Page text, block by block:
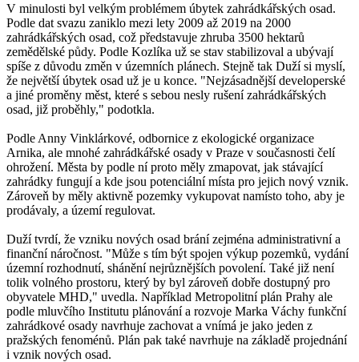
V minulosti byl velkým problémem úbytek zahrádkářských osad.
Podle dat svazu zaniklo mezi lety 2009 až 2019 na 2000
zahrádkářských osad, což představuje zhruba 3500 hektarů
zemědělské půdy. Podle Kozlíka už se stav stabilizoval a ubývají
spíše z důvodu změn v územních plánech. Stejně tak Duží si myslí,
že největší úbytek osad už je u konce. "Nejzásadnější developerské
a jiné proměny měst, které s sebou nesly rušení zahrádkářských
osad, již proběhly," podotkla.
Podle Anny Vinklárkové, odbornice z ekologické organizace
Arnika, ale mnohé zahrádkářské osady v Praze v současnosti čelí
ohrožení. Města by podle ní proto měly zmapovat, jak stávající
zahrádky fungují a kde jsou potenciální místa pro jejich nový vznik.
Zároveň by měly aktivně pozemky vykupovat namísto toho, aby je
prodávaly, a území regulovat.
Duží tvrdí, že vzniku nových osad brání zejména administrativní a
finanční náročnost. "Může s tím být spojen výkup pozemků, vydání
územní rozhodnutí, shánění nejrůznějších povolení. Také již není
tolik volného prostoru, který by byl zároveň dobře dostupný pro
obyvatele MHD," uvedla. Například Metropolitní plán Prahy ale
podle mluvčího Institutu plánování a rozvoje Marka Váchy funkční
zahrádkové osady navrhuje zachovat a vnímá je jako jeden z
pražských fenoménů. Plán pak také navrhuje na základě projednání
i vznik nových osad.